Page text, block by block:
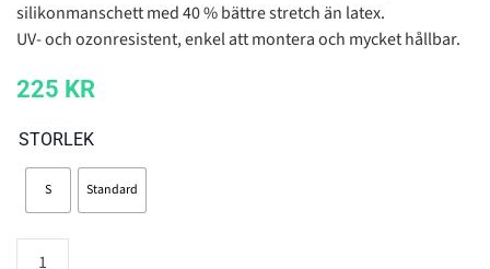
silikonmanschett med 40 % bättre stretch än latex.
UV- och ozonresistent, enkel att montera och mycket hållbar.
225 KR
STORLEK
S Standard